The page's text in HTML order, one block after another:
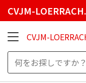
CVJM-
CVJM-